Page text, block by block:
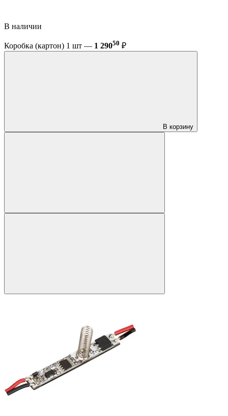
В наличии
Коробка (картон) 1 шт — 1 29050 ₽
В корзину